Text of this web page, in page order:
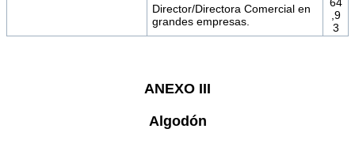
Director/Directora Comercial en
grandes empresas.
,9
3
ANEXO III
Algodón